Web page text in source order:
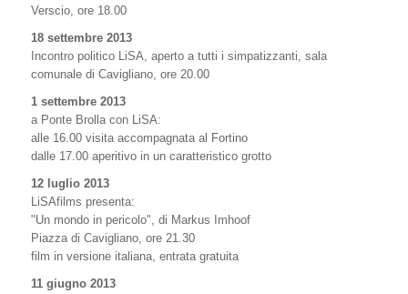
Verscio, ore 18.00
18 settembre 2013
Incontro politico LiSA, aperto a tutti i simpatizzanti, sala
comunale di Cavigliano, ore 20.00
1 settembre 2013
a Ponte Brolla con LiSA:
alle 16.00 visita accompagnata al Fortino
dalle 17.00 aperitivo in un caratteristico grotto
12 luglio 2013
LiSAfilms presenta:
"Un mondo in pericolo", di Markus Imhoof
Piazza di Cavigliano, ore 21.30
film in versione italiana, entrata gratuita
11 giugno 2013